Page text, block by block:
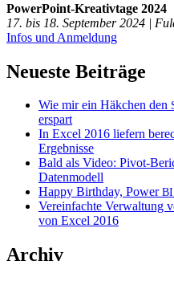
PowerPoint-Kreativtage 2024
17. bis 18. September 2024 |
Infos und Anmeldung
Neueste Beiträge
Wie mir ein Häkchen den
erspart
In Excel 2016 liefern
Ergebnisse
Bald als Video: Pivot-
Datenmodell
Happy Birthday, PowerBI
Vereinfachte Verwaltung
von Excel 2016
Archiv